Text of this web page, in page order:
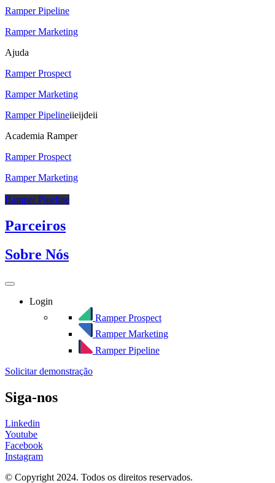
Ramper Pipeline
Ramper Marketing
Ajuda
Ramper Prospect
Ramper Marketing
Ramper Pipelineiieijdeii
Academia Ramper
Ramper Prospect
Ramper Marketing
Ramper Pipeline
Parceiros
Sobre Nós
Login
Ramper Prospect
Ramper Marketing
Ramper Pipeline
Solicitar demonstração
Siga-nos
Linkedin
Youtube
Facebook
Instagram
© Copyright 2024. Todos os direitos reservados.